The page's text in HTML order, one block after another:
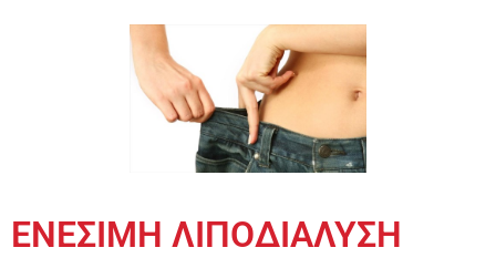
ΕΝΕΣΙΜΗ ΛΙΠΟΔΙΑΛΥΣΗ